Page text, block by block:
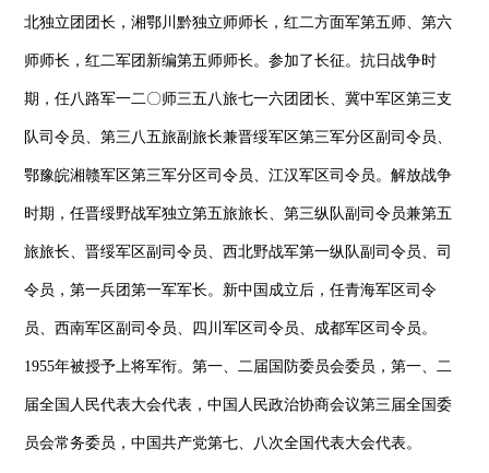
北独立团团长，湘鄂川黔独立师师长，红二方面军第五师、第六
师师长，红二军团新编第五师师长。参加了长征。抗日战争时
期，任八路军一二〇师三五八旅七一六团团长、冀中军区第三支
队司令员、第三八五旅副旅长兼晋绥军区第三军分区副司令员、
鄂豫皖湘赣军区第三军分区司令员、江汉军区司令员。解放战争
时期，任晋绥野战军独立第五旅旅长、第三纵队副司令员兼第五
旅旅长、晋绥军区副司令员、西北野战军第一纵队副司令员、司
令员，第一兵团第一军军长。新中国成立后，任青海军区司令
员、西南军区副司令员、四川军区司令员、成都军区司令员。
1955年被授予上将军衔。第一、二届国防委员会委员，第一、二
届全国人民代表大会代表，中国人民政治协商会议第三届全国委
员会常务委员，中国共产党第七、八次全国代表大会代表。